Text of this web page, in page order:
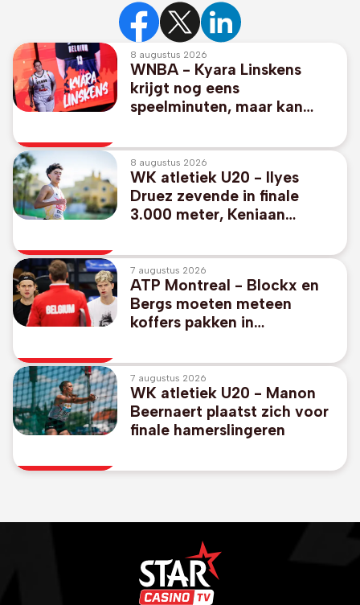
8 augustus 2026
WNBA - Kyara Linskens
krijgt nog eens
speelminuten, maar kan
helpen
8 augustus 2026
WK atletiek U20 - Ilyes
Druez zevende in finale
3.000 meter, Keniaan
supertijd
7 augustus 2026
ATP Montreal - Blockx en
Bergs moeten meteen
koffers pakken in
7 augustus 2026
WK atletiek U20 - Manon
Beernaert plaatst zich voor
finale hamerslingeren